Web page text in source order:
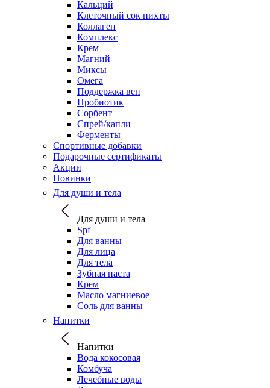
Кальций
Клеточный сок пихты
Коллаген
Комплекс
Крем
Магний
Миксы
Омега
Поддержка вен
Пробиотик
Сорбент
Спрей/капли
Ферменты
Спортивные добавки
Подарочные сертификаты
Акции
Новинки
Для души и тела
Для души и тела
Spf
Для ванны
Для лица
Для тела
Зубная паста
Крем
Масло магниевое
Соль для ванны
Напитки
Напитки
Вода кокосовая
Комбуча
Лечебные воды